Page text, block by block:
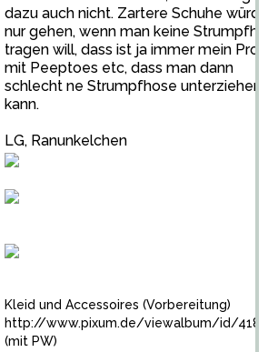
dazu auch nicht. Zartere Schuhe
nur gehen, wenn man keine
tragen will, dass ist ja immer mein
mit Peeptoes etc, dass man dann
schlecht ne Strumpfhose unterziehen
kann.
LG, Ranunkelchen
Kleid und Accessoires (Vorbereitung)
http://www.pixum.de/viewalbum/id/
(mit PW)